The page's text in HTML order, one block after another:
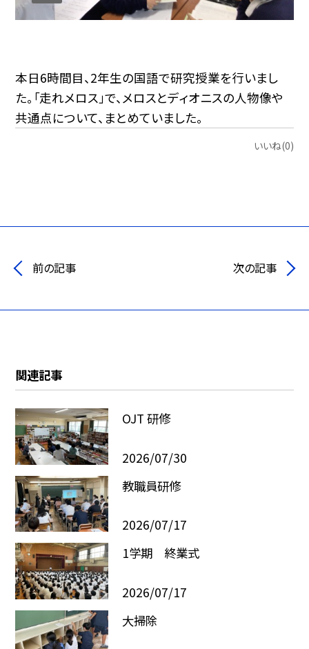
本日6時間目、2年生の国語で研究授業を行いまし
た。「走れメロス」で、メロスとディオニスの人物像や
共通点について、まとめていました。
いいね(0)
前の記事 次の記事
関連記事
OJT 研修
2026/07/30
教職員研修
2026/07/17
1学期 終業式
2026/07/17
大掃除